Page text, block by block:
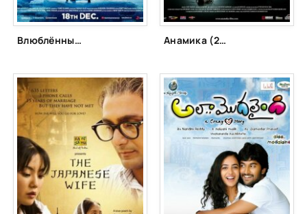
Влюблённые (2015) Анамика (2008)